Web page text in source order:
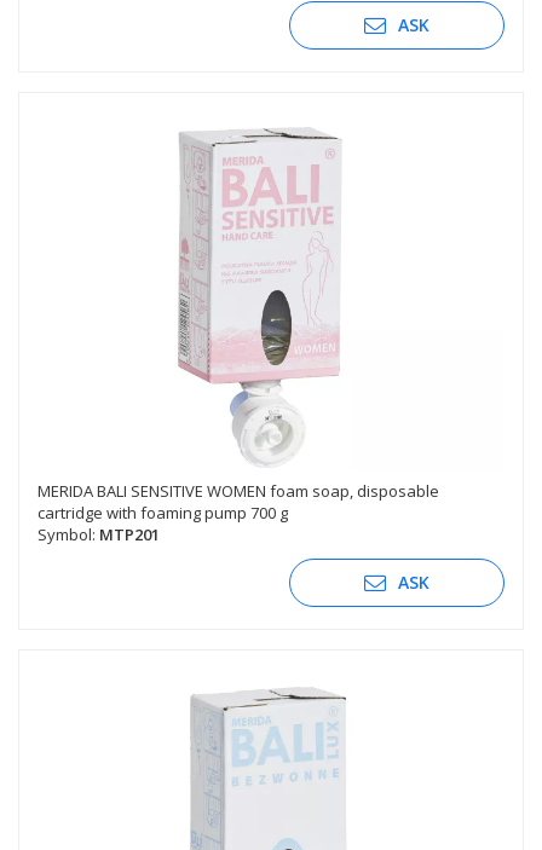
ASK
MERIDA BALI SENSITIVE WOMEN foam soap, disposable
cartridge with foaming pump 700 g
Symbol: MTP201
ASK